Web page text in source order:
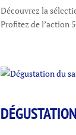
Découvrez la
Profitez de l’action